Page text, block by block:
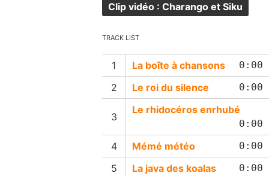
Clip vidéo : Charango et Siku
TRACK LIST
La boîte à chansons 0:00
Le roi du silence 0:00
Le rhidocéros enrhubé
0:00
Mémé météo 0:00
La java des koalas 0:00